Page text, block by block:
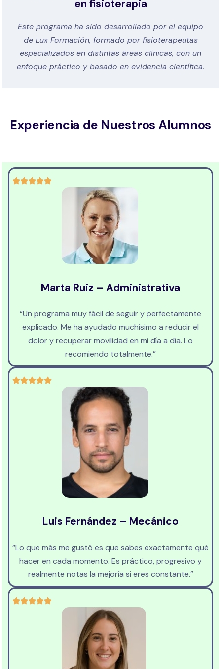
en fisioterapia
Este programa ha sido desarrollado por el equipo
de Lux Formación, formado por fisioterapeutas
especializados en distintas áreas clínicas, con un
enfoque práctico y basado en evidencia científica.
Experiencia de Nuestros Alumnos
Marta Ruiz – Administrativa
“Un programa muy fácil de seguir y perfectamente
explicado. Me ha ayudado muchísimo a reducir el
dolor y recuperar movilidad en mi día a día. Lo
recomiendo totalmente.”
Luis Fernández – Mecánico
“Lo que más me gustó es que sabes exactamente qué
hacer en cada momento. Es práctico, progresivo y
realmente notas la mejoría si eres constante.”